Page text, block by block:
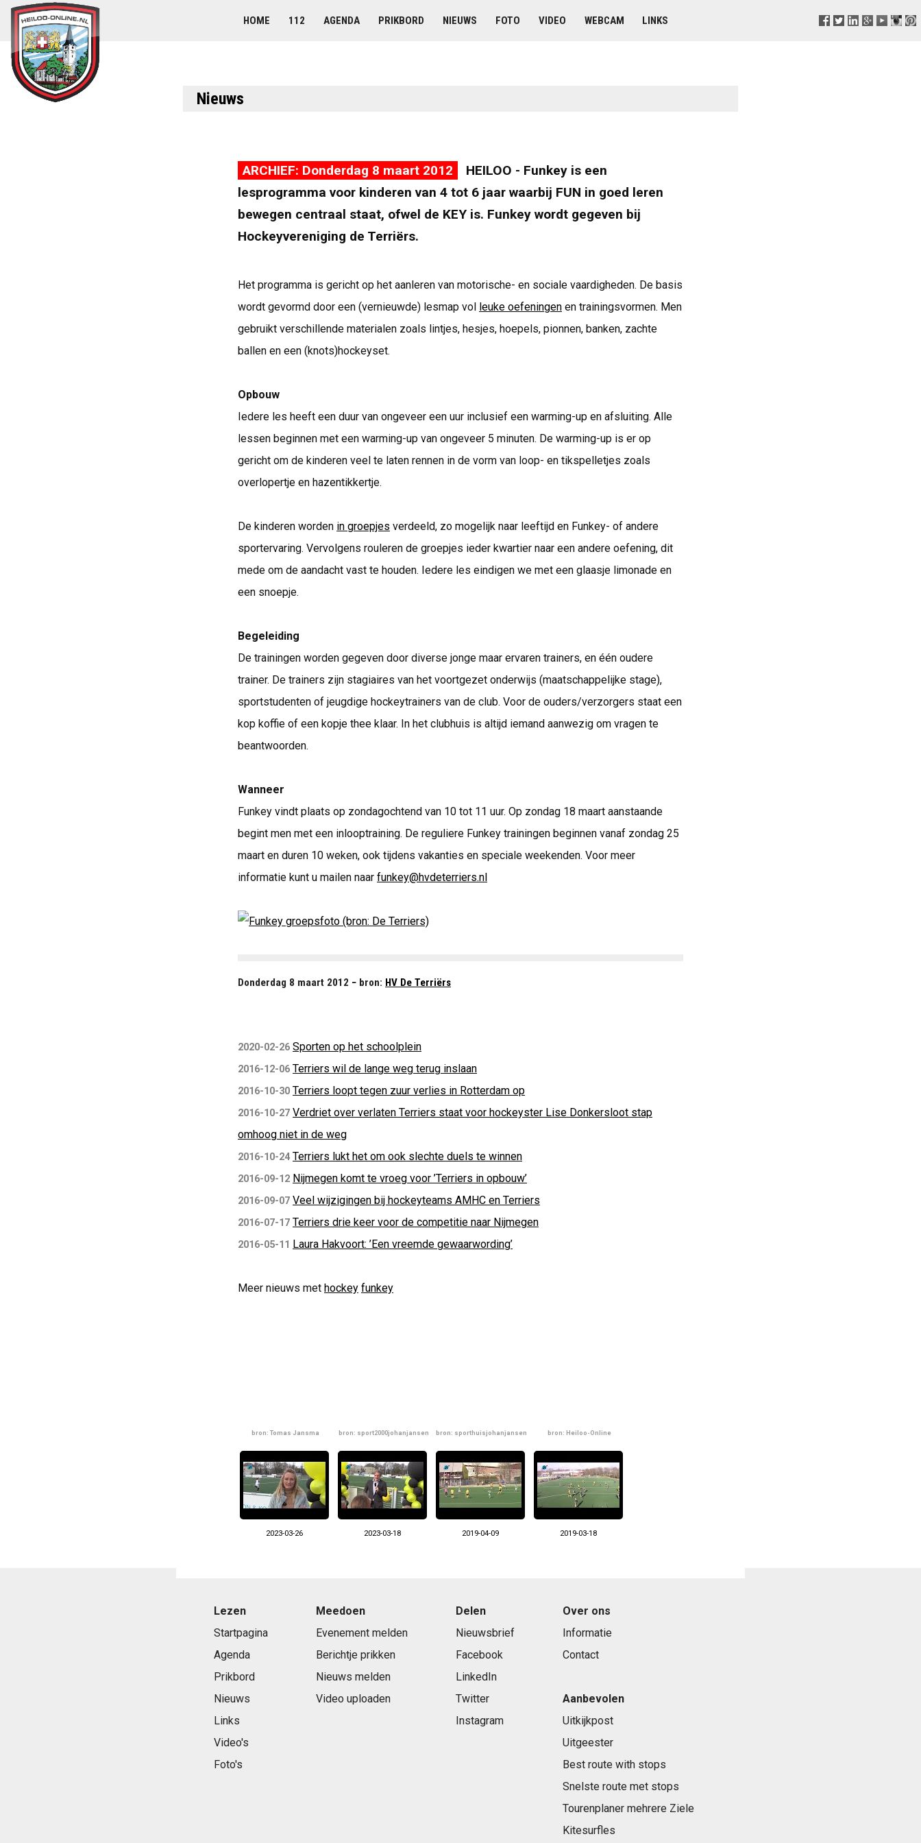
HOME 112 AGENDA PRIKBORD NIEUWS FOTO VIDEO WEBCAM LINKS
Nieuws
ARCHIEF: Donderdag 8 maart 2012
HEILOO - Funkey is een
lesprogramma voor kinderen van 4 tot 6 jaar waarbij FUN in goed leren
bewegen centraal staat, ofwel de KEY is. Funkey wordt gegeven bij
Hockeyvereniging de Terriërs.
Het programma is gericht op het aanleren van motorische- en sociale vaardigheden. De basis
wordt gevormd door een (vernieuwde) lesmap vol leuke oefeningen en trainingsvormen. Men
gebruikt verschillende materialen zoals lintjes, hesjes, hoepels, pionnen, banken, zachte
ballen en een (knots)hockeyset.
Opbouw
Iedere les heeft een duur van ongeveer een uur inclusief een warming-up en afsluiting. Alle
lessen beginnen met een warming-up van ongeveer 5 minuten. De warming-up is er op
gericht om de kinderen veel te laten rennen in de vorm van loop- en tikspelletjes zoals
overlopertje en hazentikkertje.
De kinderen worden in groepjes verdeeld, zo mogelijk naar leeftijd en Funkey- of andere
sportervaring. Vervolgens rouleren de groepjes ieder kwartier naar een andere oefening, dit
mede om de aandacht vast te houden. Iedere les eindigen we met een glaasje limonade en
een snoepje.
Begeleiding
De trainingen worden gegeven door diverse jonge maar ervaren trainers, en één oudere
trainer. De trainers zijn stagiaires van het voortgezet onderwijs (maatschappelijke stage),
sportstudenten of jeugdige hockeytrainers van de club. Voor de ouders/verzorgers staat een
kop koffie of een kopje thee klaar. In het clubhuis is altijd iemand aanwezig om vragen te
beantwoorden.
Wanneer
Funkey vindt plaats op zondagochtend van 10 tot 11 uur. Op zondag 18 maart aanstaande
begint men met een inlooptraining. De reguliere Funkey trainingen beginnen vanaf zondag 25
maart en duren 10 weken, ook tijdens vakanties en speciale weekenden. Voor meer
informatie kunt u mailen naar funkey@hvdeterriers.nl
Donderdag 8 maart 2012 − bron: HV De Terriërs
2020-02-26 Sporten op het schoolplein
2016-12-06 Terriers wil de lange weg terug inslaan
2016-10-30 Terriers loopt tegen zuur verlies in Rotterdam op
2016-10-27 Verdriet over verlaten Terriers staat voor hockeyster Lise Donkersloot stap
omhoog niet in de weg
2016-10-24 Terriers lukt het om ook slechte duels te winnen
2016-09-12 Nijmegen komt te vroeg voor ’Terriers in opbouw’
2016-09-07 Veel wijzigingen bij hockeyteams AMHC en Terriers
2016-07-17 Terriers drie keer voor de competitie naar Nijmegen
2016-05-11 Laura Hakvoort: ’Een vreemde gewaarwording’
Meer nieuws met hockey funkey
bron: Tomas Jansma bron: sport2000johanjansen bron: sporthuisjohanjansen bron: Heiloo-Online
2023-03-26 2023-03-18 2019-04-09 2019-03-18
Lezen
Startpagina
Agenda
Prikbord
Nieuws
Links
Video's
Foto's
Meedoen
Evenement melden
Berichtje prikken
Nieuws melden
Video uploaden
Delen
Nieuwsbrief
Facebook
LinkedIn
Twitter
Instagram
Over ons
Informatie
Contact
Aanbevolen
Uitkijkpost
Uitgeester
Best route with stops
Snelste route met stops
Tourenplaner mehrere Ziele
Kitesurfles